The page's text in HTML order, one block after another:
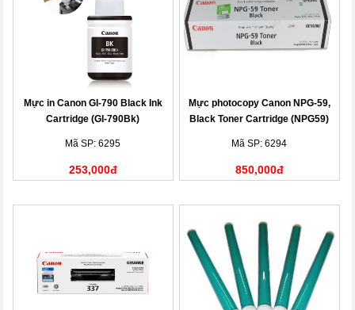
Mực in Canon GI-790 Black Ink
Cartridge (GI-790Bk)
Mã SP: 6295
253,000đ
Mực photocopy Canon NPG-59,
Black Toner Cartridge (NPG59)
Mã SP: 6294
850,000đ